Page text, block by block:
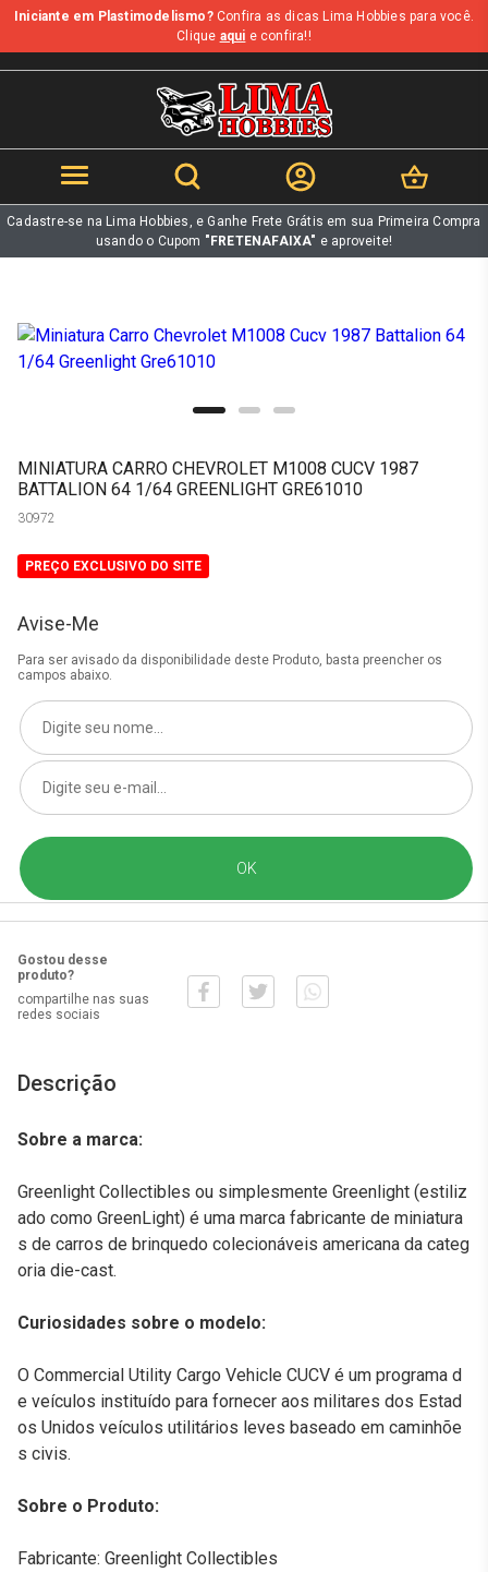
b
Iniciante em Plastimodelismo?Confira as dicas Lima Hobbies para você.
Clique aqui e confira!!
Cadastre-se na Lima Hobbies, e Ganhe Frete Grátis em sua Primeira Compra
usando o Cupom "FRETENAFAIXA" e aproveite!
MINIATURA CARRO CHEVROLET M1008 CUCV 1987
BATTALION 64 1/64 GREENLIGHT GRE61010
30972
PREÇO EXCLUSIVO DO SITE
Avise-Me
Para ser avisado da disponibilidade deste Produto, basta preencher os
campos abaixo.
Gostou desse
produto?
compartilhe nas suas
redes sociais
Descrição
Sobre a marca:
Greenlight Collectibles ou simplesmente Greenlight (estiliz
ado como GreenLight) é uma marca fabricante de miniatura
s de carros de brinquedo colecionáveis americana da categ
oria die-cast.
Curiosidades sobre o modelo:
O Commercial Utility Cargo Vehicle CUCV é um programa d
e veículos instituído para fornecer aos militares dos Estad
os Unidos veículos utilitários leves baseado em caminhõe
s civis.
Sobre o Produto:
Fabricante: Greenlight Collectibles